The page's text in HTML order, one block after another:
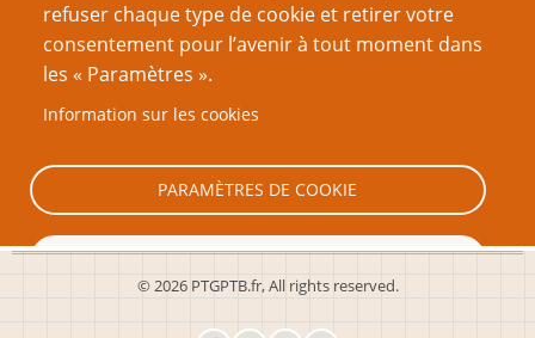
refuser chaque type de cookie et retirer votre
consentement pour l’avenir à tout moment dans
les « Paramètres ».
Information sur les cookies
PARAMÈTRES DE COOKIE
TOUT REFUSER
TOUT ACCEPTER
Les langues de D&D impliquent un univers particulier
Débarrassez vos monstres du validisme
La forteresse gygaxienne
constructions sociales ?
© 2026 PTGPTB.fr, All rights reserved.